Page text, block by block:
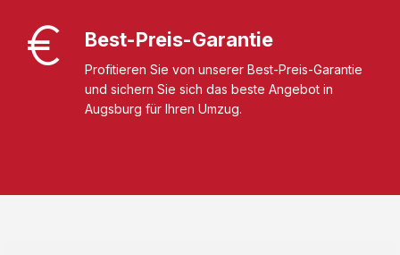
Best-Preis-Garantie
Profitieren Sie von unserer Best-Preis-Garantie
und sichern Sie sich das beste Angebot in
Augsburg für Ihren Umzug.